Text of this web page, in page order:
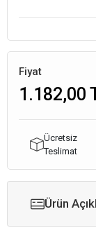
Fiyat
1.182,00
Ücretsiz
Teslimat
Ürün